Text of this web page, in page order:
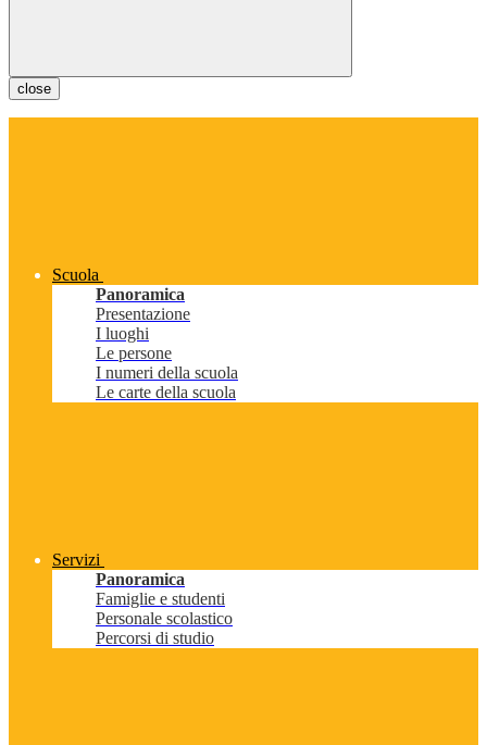
close
Scuola
Panoramica
Presentazione
I luoghi
Le persone
I numeri della scuola
Le carte della scuola
Servizi
Panoramica
Famiglie e studenti
Personale scolastico
Percorsi di studio